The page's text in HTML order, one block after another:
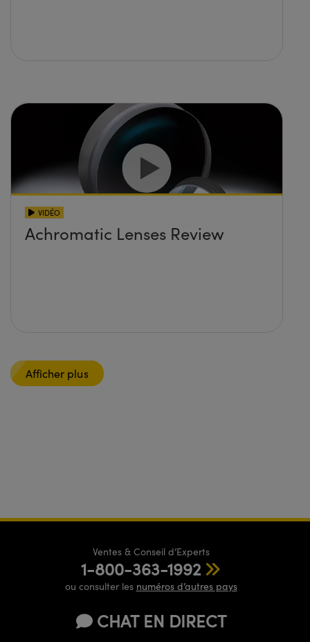
VIDÉO
Achromatic Lenses Review
Afficher plus
Ventes & Conseil d’Experts
1-800-363-1992
ou consulter les numéros d’autres pays
CHAT EN DIRECT